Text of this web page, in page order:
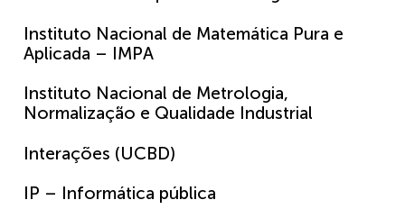
Instituto Nacional de Matemática Pura e
Aplicada – IMPA
Instituto Nacional de Metrologia,
Normalização e Qualidade Industrial
Interações (UCBD)
IP – Informática pública